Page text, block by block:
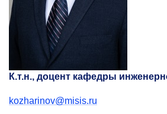
К.т.н., доцент кафедры
kozharinov@misis.ru